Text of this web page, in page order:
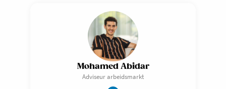
Mohamed Abidar
Adviseur arbeidsmarkt